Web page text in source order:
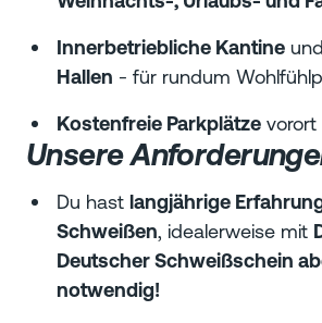
Innerbetriebliche Kantine und
Hallen - für rundum
Kostenfreie Parkplätze vorort
Unsere
Du hast langjährige
Schweißen, idealerweise mit
Deutscher Schweißschein
notwendig!